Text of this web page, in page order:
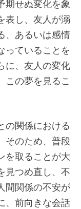
期せぬ変化を象
表し、友人が溺
、あるいは感情
っていることを
に、友人の変化
この夢を見るこ
の関係における
そのため、普段
を取ることが大
見つめ直し、不
間関係の不安が
、前向きな会話